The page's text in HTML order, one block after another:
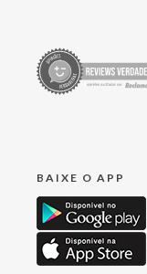
BAIXE O APP